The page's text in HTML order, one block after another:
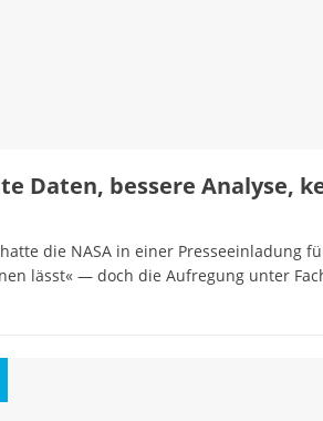
Daten, bessere Analyse,
die NASA in einer Presseeinladung
lässt« — doch die Aufregung unter